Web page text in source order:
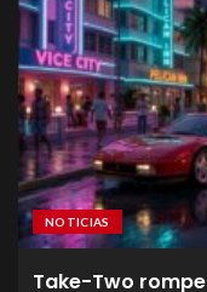
NOTICIAS
Take-Two